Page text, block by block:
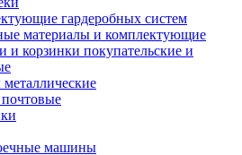
гардеробных систем
материалы и комплектующие
и корзинки покупательские и
машины